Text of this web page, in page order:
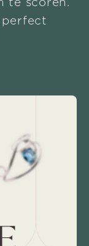
te scoren.